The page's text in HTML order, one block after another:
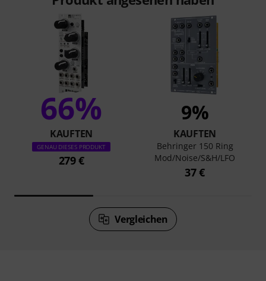
66%
KAUFTEN
GENAU DIESES PRODUKT
279 €
9%
KAUFTEN
Behringer 150 Ring
Mod/Noise/S&H/LFO
37 €
Vergleichen